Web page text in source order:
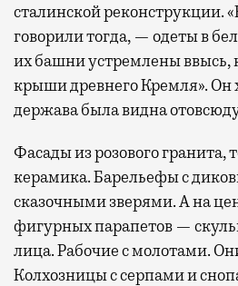
сталинской реконструкции.
говорили тогда, — одеты в
их башни устремлены ввысь,
крыши древнего Кремля». Он
держава была видна
Фасады из розового гранита,
керамика. Барельефы с
сказочными зверями. А на
фигурных парапетов —
лица. Рабочие с молотами.
Колхозницы с серпами и